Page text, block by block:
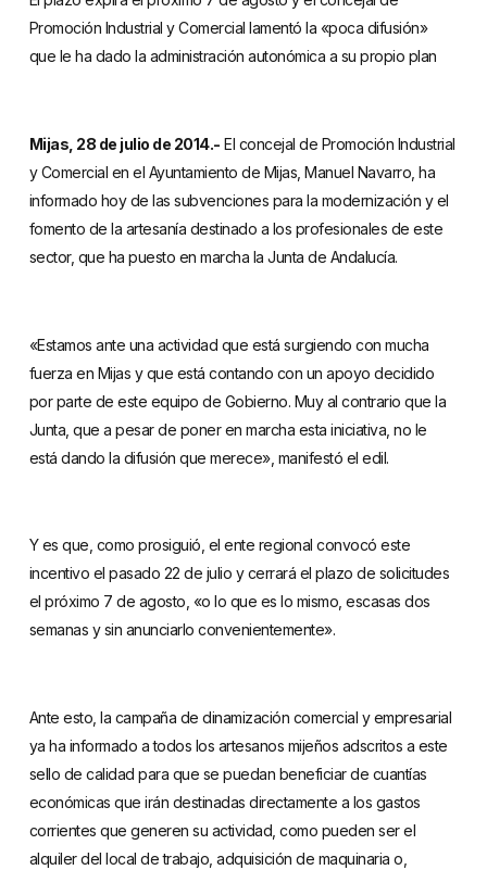
Promoción Industrial y Comercial lamentó la «poca difusión»
que le ha dado la administración autonómica a su propio plan
Mijas, 28 de julio de 2014.- El concejal de Promoción Industrial
y Comercial en el Ayuntamiento de Mijas, Manuel Navarro, ha
informado hoy de las subvenciones para la modernización y el
fomento de la artesanía destinado a los profesionales de este
sector, que ha puesto en marcha la Junta de Andalucía.
«Estamos ante una actividad que está surgiendo con mucha
fuerza en Mijas y que está contando con un apoyo decidido
por parte de este equipo de Gobierno. Muy al contrario que la
Junta, que a pesar de poner en marcha esta iniciativa, no le
está dando la difusión que merece», manifestó el edil.
Y es que, como prosiguió, el ente regional convocó este
incentivo el pasado 22 de julio y cerrará el plazo de solicitudes
el próximo 7 de agosto, «o lo que es lo mismo, escasas dos
semanas y sin anunciarlo convenientemente».
Ante esto, la campaña de dinamización comercial y empresarial
ya ha informado a todos los artesanos mijeños adscritos a este
sello de calidad para que se puedan beneficiar de cuantías
económicas que irán destinadas directamente a los gastos
corrientes que generen su actividad, como pueden ser el
alquiler del local de trabajo, adquisición de maquinaria o,